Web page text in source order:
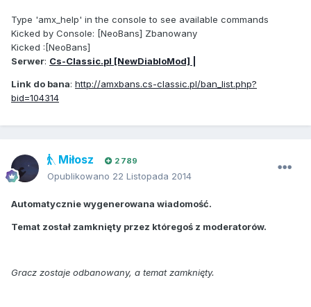
Type 'amx_help' in the console to see available commands
Kicked by Console: [NeoBans] Zbanowany
Kicked :[NeoBans]
Serwer: Cs-Classic.pl [NewDiabloMod] |
Link do bana: http://amxbans.cs-classic.pl/ban_list.php?
bid=104314
Miłosz 2 789
Opublikowano 22 Listopada 2014
Automatycznie wygenerowana wiadomość.
Temat został zamknięty przez któregoś z moderatorów.
Gracz zostaje odbanowany, a temat zamknięty.